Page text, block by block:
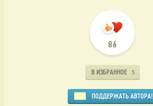
86
В ИЗБРАННОЕ 5
ПОДДЕРЖАТЬ АВТОРА!